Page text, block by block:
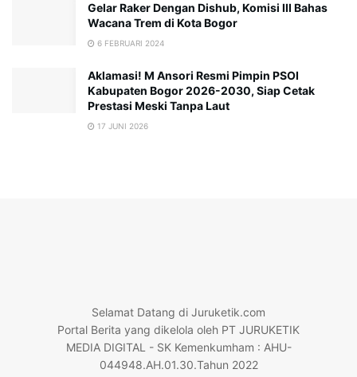
Gelar Raker Dengan Dishub, Komisi III Bahas
Wacana Trem di Kota Bogor
6 FEBRUARI 2024
Aklamasi! M Ansori Resmi Pimpin PSOI
Kabupaten Bogor 2026-2030, Siap Cetak
Prestasi Meski Tanpa Laut
17 JUNI 2026
Selamat Datang di Juruketik.com
Portal Berita yang dikelola oleh PT JURUKETIK
MEDIA DIGITAL - SK Kemenkumham : AHU-
044948.AH.01.30.Tahun 2022